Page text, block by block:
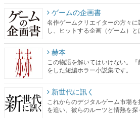
ゲームの企画書
名作ゲームクリエイターの方々
し、ヒットする企画（ゲーム）と
赫本
この物語を解いてはいけない。
をした短編ホラー小説集です。
新世代に訊く
これからのデジタルゲーム市場
を追い、彼らのルーツと情熱を探